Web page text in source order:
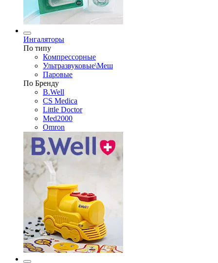
Ингаляторы
По типу
Компрессорные
Ультразвуковые\Меш
Паровые
По Бренду
B.Well
CS Medica
Little Doctor
Med2000
Omron